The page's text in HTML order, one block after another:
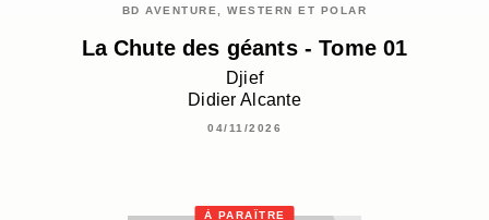
BD AVENTURE, WESTERN ET POLAR
La Chute des géants - Tome 01
Djief
Didier Alcante
04/11/2026
À PARAÎTRE